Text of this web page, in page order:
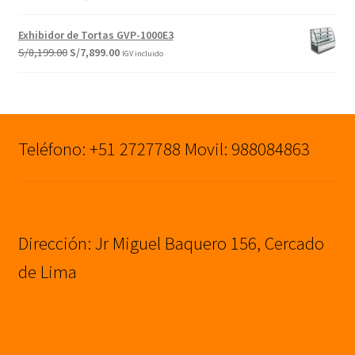
S/6,499.00.
original
era:
S/1,399.00.
actual
es:
Exhibidor de Tortas GVP-1000E3
S/8,199.00 El
S/7,899.00ElIGV incluido
Teléfono: +51 2727788 Movil: 988084863
Dirección: Jr Miguel Baquero 156, Cercado
de Lima